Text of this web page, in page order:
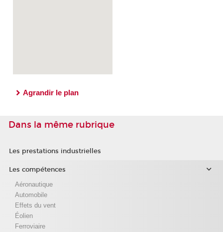
Agrandir le plan
Dans la même rubrique
Les prestations industrielles
Les compétences
Aéronautique
Automobile
Effets du vent
Éolien
Ferroviaire